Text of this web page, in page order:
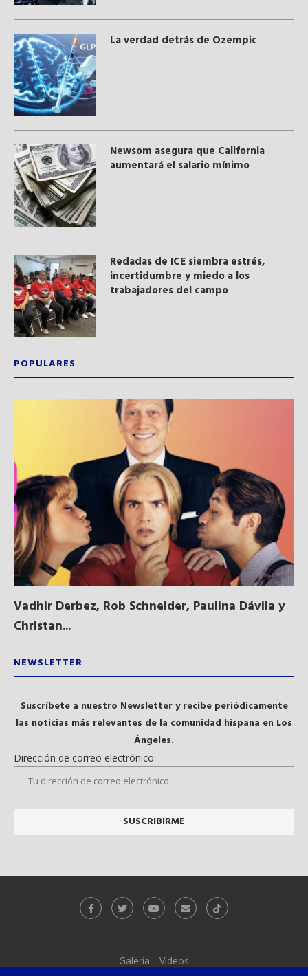
La verdad detrás de Ozempic
Newsom asegura que California
aumentará el salario mínimo
​Redadas de ICE siembra estrés,
incertidumbre y miedo a los
trabajadores del campo
POPULARES
Vadhir Derbez, Rob Schneider, Paulina Dávila y
Christan...
NEWSLETTER
Suscríbete a nuestro Newsletter y recibe periódicamente
las noticias más relevantes de la comunidad hispana en Los
Ángeles.
Dirección de correo electrónico:
Galeria
Videos